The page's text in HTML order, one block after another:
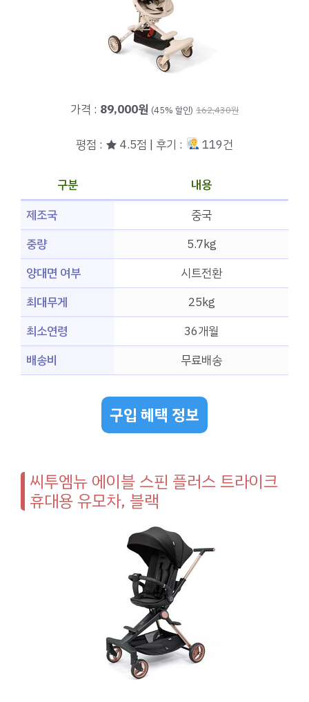
가격 : 89,000원 (45% 할인) 162,430원
평점 : ★ 4.5점 | 후기 : 119건
구분
내용
제조국
중국
중량
5.7kg
양대면 여부
시트전환
최대무게
25kg
최소연령
36개월
배송비
무료배송
구입 혜택 정보
씨투엠뉴 에이블 스핀 플러스 트라이크
휴대용 유모차, 블랙